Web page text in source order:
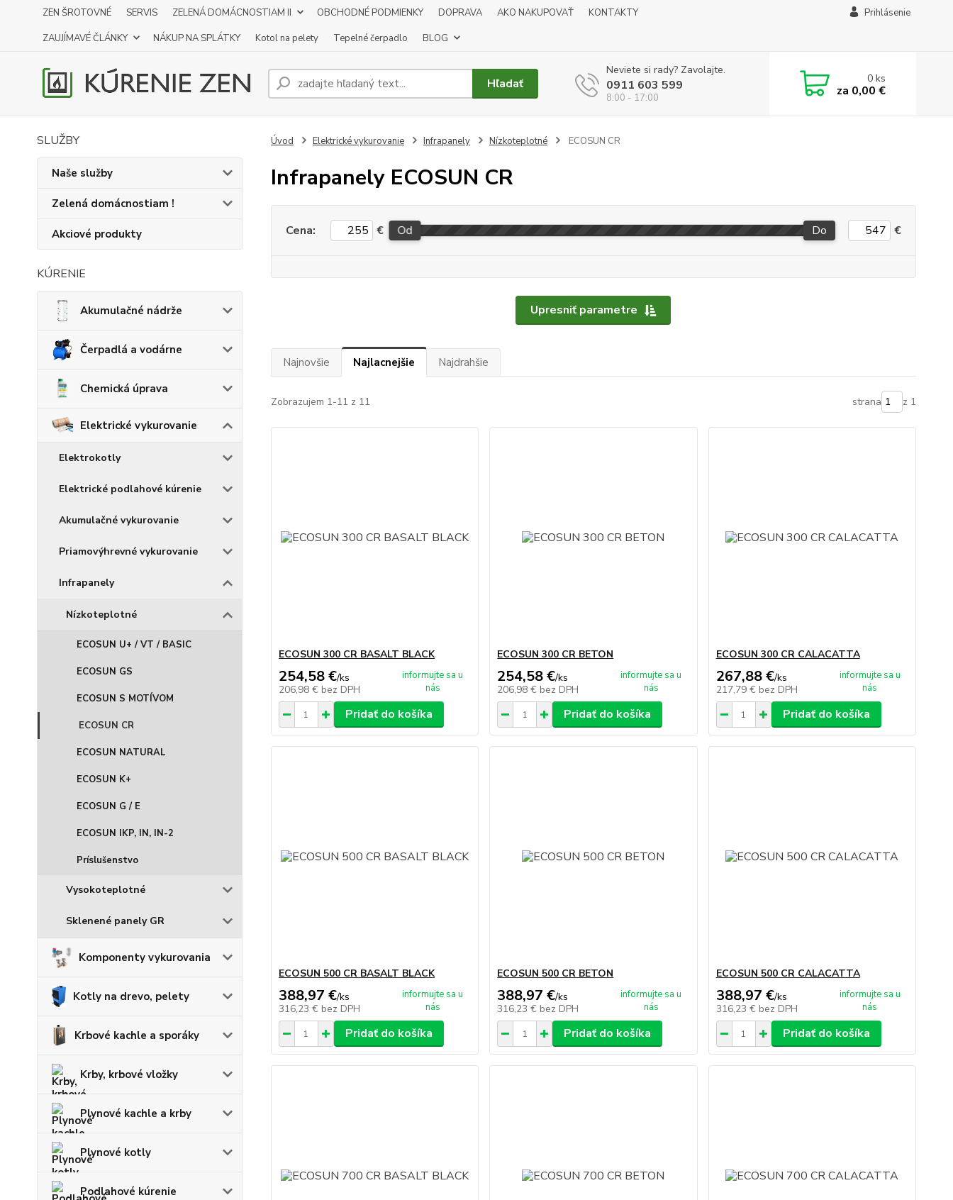
ZEN ŠROTOVNÉ SERVIS ZELENÁ DOMÁCNOSTIAM II OBCHODNÉ PODMIENKY DOPRAVA AKO NAKUPOVAŤ
KONTAKTY
ZAUJÍMAVÉ ČLÁNKY
NÁKUP NA SPLÁTKY Kotol na pelety Tepelné čerpadlo BLOG
Prihlásenie
Hľadať
Neviete si rady? Zavolajte.
0911 603 599
8:00 - 17:00
0ks
za 0,00 €
SLUŽBY
Naše služby
Zelená domácnostiam !
Akciové produkty
KÚRENIE
Akumulačné nádrže
Čerpadlá a vodárne
Chemická úprava
Elektrické vykurovanie
Elektrokotly
Elektrické podlahové kúrenie
Akumulačné vykurovanie
Priamovýhrevné vykurovanie
Infrapanely
Nízkoteplotné
ECOSUN U+ / VT / BASIC
ECOSUN GS
ECOSUN S MOTÍVOM
ECOSUN CR
ECOSUN NATURAL
ECOSUN K+
ECOSUN G / E
ECOSUN IKP, IN, IN-2
Príslušenstvo
Vysokoteplotné
Sklenené panely GR
Komponenty vykurovania
Kotly na drevo, pelety
Krbové kachle a sporáky
Krby, krbové vložky
Plynové kachle a krby
Plynové kotly
Podlahové kúrenie
Úvod Elektrické vykurovanie Infrapanely Nízkoteplotné ECOSUN CR
Infrapanely ECOSUN CR
Upresniť parametre
Cena: € Od Do €
Najnovšie Najlacnejšie Najdrahšie
Zobrazujem 1-11 z 11 strana z 1
ECOSUN 300 CR BASALT BLACK
254,58 €/ks
206,98 € bez DPH
informujte sa u
nás
Pridať do košíka
ECOSUN 300 CR BETON
254,58 €/ks
206,98 € bez DPH
informujte sa u
nás
Pridať do košíka
ECOSUN 300 CR CALACATTA
267,88 €/ks
217,79 € bez DPH
informujte sa u
nás
Pridať do košíka
ECOSUN 500 CR BASALT BLACK
388,97 €/ks
316,23 € bez DPH
informujte sa u
nás
Pridať do košíka
ECOSUN 500 CR BETON
388,97 €/ks
316,23 € bez DPH
informujte sa u
nás
Pridať do košíka
ECOSUN 500 CR CALACATTA
388,97 €/ks
316,23 € bez DPH
informujte sa u
nás
Pridať do košíka